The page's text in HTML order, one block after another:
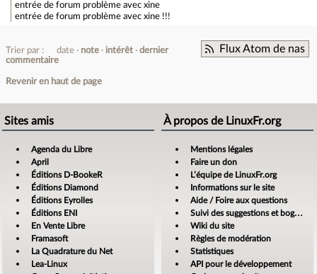
entrée de forum problème avec xine
entrée de forum problème avec xine !!!
Flux Atom de nas
Trier par : date note intérêt
dernier
commentaire
Revenir en haut de page
Sites amis
Agenda du Libre
April
Éditions D-BookeR
Éditions Diamond
Éditions Eyrolles
Éditions ENI
En Vente Libre
Framasoft
La Quadrature du Net
Lea-Linux
À propos de LinuxFr.org
Mentions légales
Faire un don
L’équipe de LinuxFr.org
Informations sur le site
Aide / Foire aux questions
Suivi des suggestions et bogues
Wiki du site
Règles de modération
Statistiques
API pour le développement